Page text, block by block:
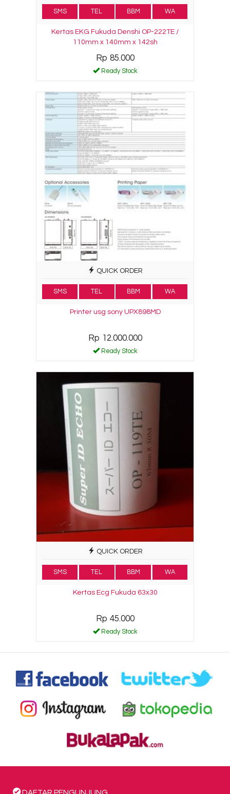
SMS TEL BBM WA
Kertas EKG Fukuda Denshi OP-222TE /
110mm x 140mm x 142sh
Rp 85.000
Ready Stock
QUICK ORDER
SMS TEL BBM WA
Printer usg sony UPX898MD
Rp 12.000.000
Ready Stock
QUICK ORDER
SMS TEL BBM WA
Kertas Ecg Fukuda 63x30
Rp 45.000
Ready Stock